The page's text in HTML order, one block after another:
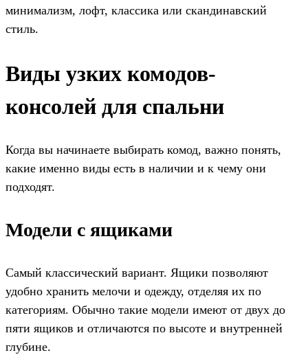
минимализм, лофт, классика или скандинавский
стиль.
Виды узких комодов-
консолей для спальни
Когда вы начинаете выбирать комод, важно понять,
какие именно виды есть в наличии и к чему они
подходят.
Модели с ящиками
Самый классический вариант. Ящики позволяют
удобно хранить мелочи и одежду, отделяя их по
категориям. Обычно такие модели имеют от двух до
пяти ящиков и отличаются по высоте и внутренней
глубине.